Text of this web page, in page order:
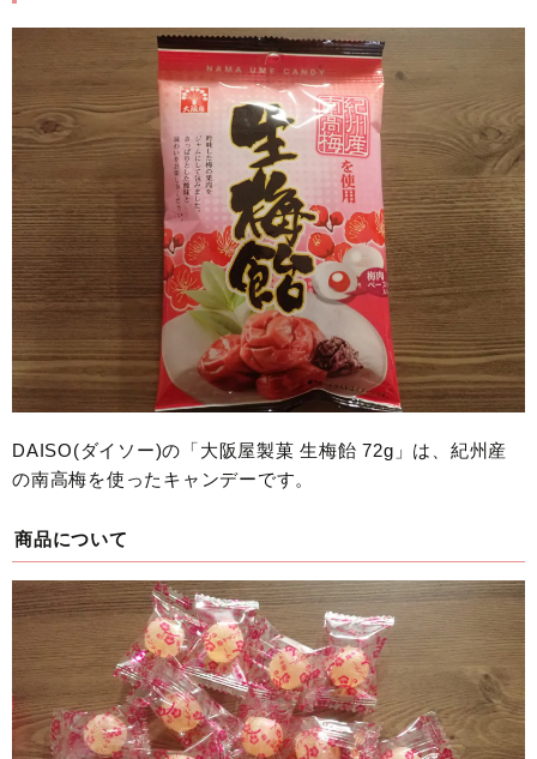
DAISO(ダイソー)の「大阪屋製菓 生梅飴 72g」は、紀州産
の南高梅を使ったキャンデーです。
商品について